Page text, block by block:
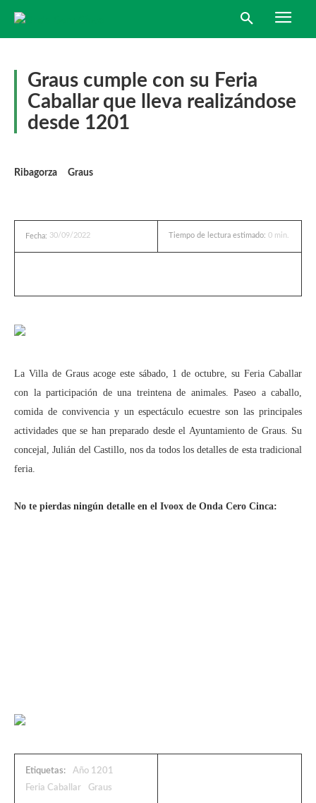
Graus cumple con su Feria
Caballar que lleva realizándose
desde 1201
Ribagorza Graus
Fecha: 30/09/2022 Tiempo de lectura estimado: 0 min.
La Villa de Graus acoge este sábado, 1 de octubre, su Feria Caballar
con la participación de una treintena de animales. Paseo a caballo,
comida de convivencia y un espectáculo ecuestre son las principales
actividades que se han preparado desde el Ayuntamiento de Graus. Su
concejal, Julián del Castillo, nos da todos los detalles de esta tradicional
feria.
No te pierdas ningún detalle en el Ivoox de Onda Cero Cinca:
Etiquetas:
Año 1201
Feria Caballar
Graus